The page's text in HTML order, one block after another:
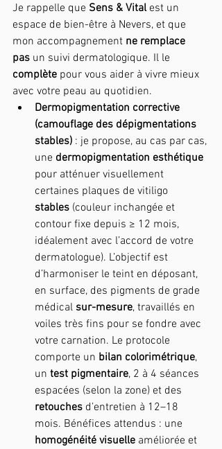
Je rappelle que Sens & Vital est un
espace de bien-être à Nevers, et que
mon accompagnement ne remplace
pas un suivi dermatologique. Il le
complète pour vous aider à vivre mieux
avec votre peau au quotidien.
Dermopigmentation corrective
(camouflage des dépigmentations
stables) : je propose, au cas par cas,
une dermopigmentation esthétique
pour atténuer visuellement
certaines plaques de vitiligo
stables (couleur inchangée et
contour fixe depuis ≥ 12 mois,
idéalement avec l’accord de votre
dermatologue). L’objectif est
d’harmoniser le teint en déposant,
en surface, des pigments de grade
médical sur-mesure, travaillés en
voiles très fins pour se fondre avec
votre carnation. Le protocole
comporte un bilan colorimétrique,
un test pigmentaire, 2 à 4 séances
espacées (selon la zone) et des
retouches d’entretien à 12–18
mois. Bénéfices attendus : une
homogénéité visuelle améliorée et